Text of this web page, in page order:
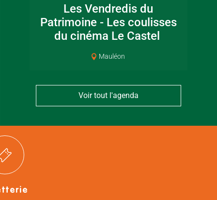
canoë en Bocage
Bressuirais
Les Vendredis du
Patrimoine - Les coulisses
du cinéma Le Castel
Mauléon
Voir tout l'agenda